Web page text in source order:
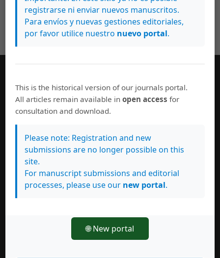
Información General
Consejo editorial
Políticas de uso
Suscribase a esta revista
Personas evaluadoras del número actual
Índice H: 86
registrarse ni enviar nuevos manuscritos.
Para envíos y nuevas gestiones editoriales,
por favor utilice nuestro nuevo portal.
This is the historical version of our journals portal.
All articles remain available inopen access for
consultation and download.
Please note: Registration and new
submissions are no longer possible on this
site.
For manuscript submissions and editorial
processes, please use our new portal.
🌐 New portal